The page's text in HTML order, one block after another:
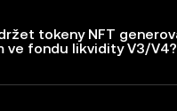
tokeny NFT
ve fondu likvidity V3/V4?